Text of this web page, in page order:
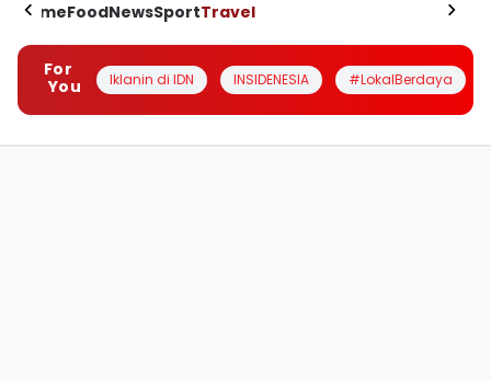
HomeFoodNewsSportTravel
For
You
Iklanin di IDN INSIDENESIA #LokalBerdaya